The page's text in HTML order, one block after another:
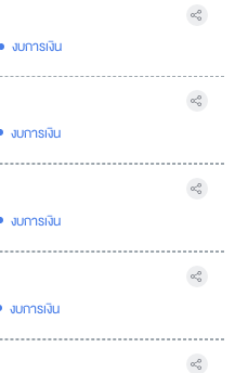
งบการเงิน
งบการเงิน
งบการเงิน
งบการเงิน